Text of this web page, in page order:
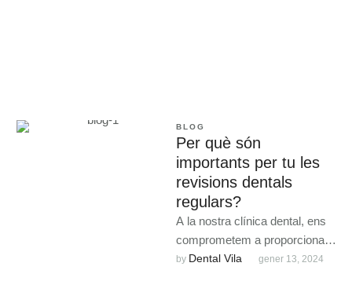
BLOG
Per què són
importants per tu les
revisions dentals
regulars?
A la nostra clínica dental, ens
comprometem a proporcionar-
te una atenció personalitzada i
by Dental Vila gener 13, 2024